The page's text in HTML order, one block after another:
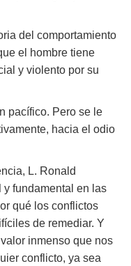
del comportamiento
el hombre tiene
y violento por su
pacífico. Pero se le
hacia el odio
L. Ronald
y fundamental en las
qué los conflictos
de remediar. Y
inmenso que nos
conflicto, ya sea